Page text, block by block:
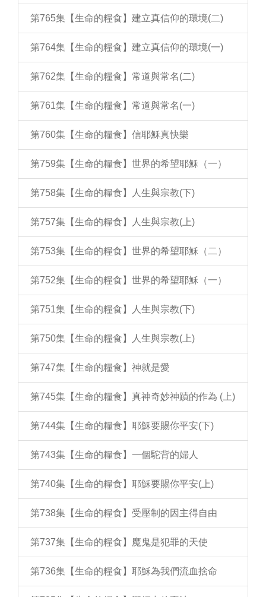
第765集【生命的糧食】建立真信仰的環境(二)
第764集【生命的糧食】建立真信仰的環境(一)
第762集【生命的糧食】常道與常名(二)
第761集【生命的糧食】常道與常名(一)
第760集【生命的糧食】信耶穌真快樂
第759集【生命的糧食】世界的希望耶穌（一）
第758集【生命的糧食】人生與宗教(下)
第757集【生命的糧食】人生與宗教(上)
第753集【生命的糧食】世界的希望耶穌（二）
第752集【生命的糧食】世界的希望耶穌（一）
第751集【生命的糧食】人生與宗教(下)
第750集【生命的糧食】人生與宗教(上)
第747集【生命的糧食】神就是愛
第745集【生命的糧食】真神奇妙神蹟的作為 (上)
第744集【生命的糧食】耶穌要賜你平安(下)
第743集【生命的糧食】一個駝背的婦人
第740集【生命的糧食】耶穌要賜你平安(上)
第738集【生命的糧食】受壓制的因主得自由
第737集【生命的糧食】魔鬼是犯罪的天使
第736集【生命的糧食】耶穌為我們流血捨命